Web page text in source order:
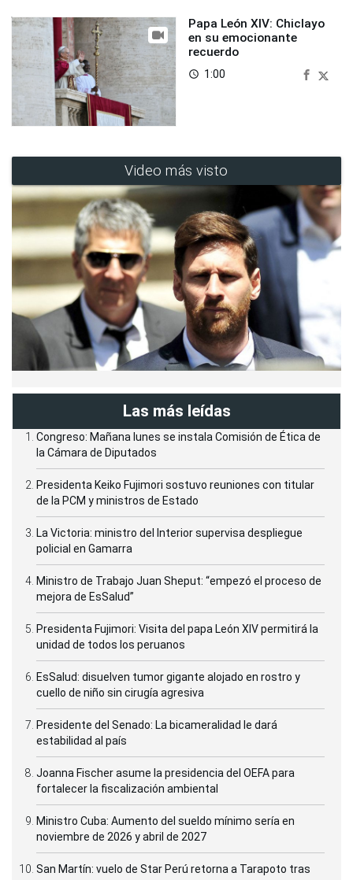
Papa León XIV: Chiclayo
en su emocionante
recuerdo
access_time 1:00
Video más visto
Las más leídas
Congreso: Mañana lunes se instala Comisión de Ética de
la Cámara de Diputados
Presidenta Keiko Fujimori sostuvo reuniones con titular
de la PCM y ministros de Estado
La Victoria: ministro del Interior supervisa despliegue
policial en Gamarra
Ministro de Trabajo Juan Sheput: “empezó el proceso de
mejora de EsSalud”
Presidenta Fujimori: Visita del papa León XIV permitirá la
unidad de todos los peruanos
EsSalud: disuelven tumor gigante alojado en rostro y
cuello de niño sin cirugía agresiva
Presidente del Senado: La bicameralidad le dará
estabilidad al país
Joanna Fischer asume la presidencia del OEFA para
fortalecer la fiscalización ambiental
Ministro Cuba: Aumento del sueldo mínimo sería en
noviembre de 2026 y abril de 2027
San Martín: vuelo de Star Perú retorna a Tarapoto tras